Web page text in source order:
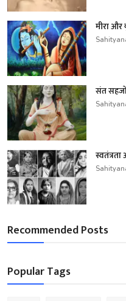
मीरा
संत
Recommended Posts
Popular Tags